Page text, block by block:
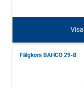
Visa
Fälgkors BAHCO 29-B